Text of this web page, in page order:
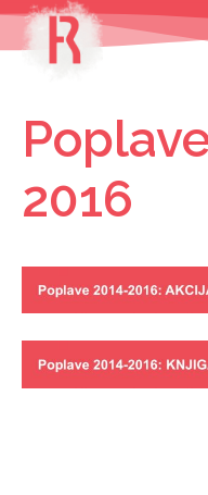
Skip
content
MENU
2016